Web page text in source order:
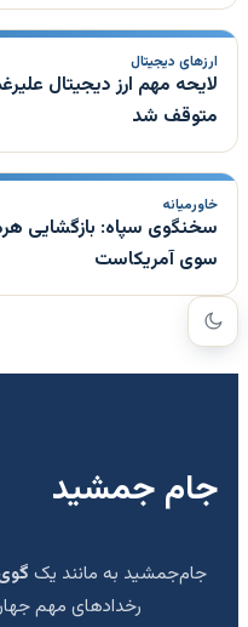
ارزهای دیجیتال
متوقف شد
خاورمیانه
سخنگوی سپاه: بازگشایی
سوی آمریکاست
جام جمشید
جام‌جمشید به مانند یک
رخدادهای مهم